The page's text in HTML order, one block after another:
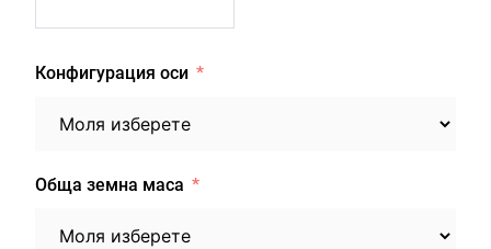
Конфигурация оси
Обща земна маса